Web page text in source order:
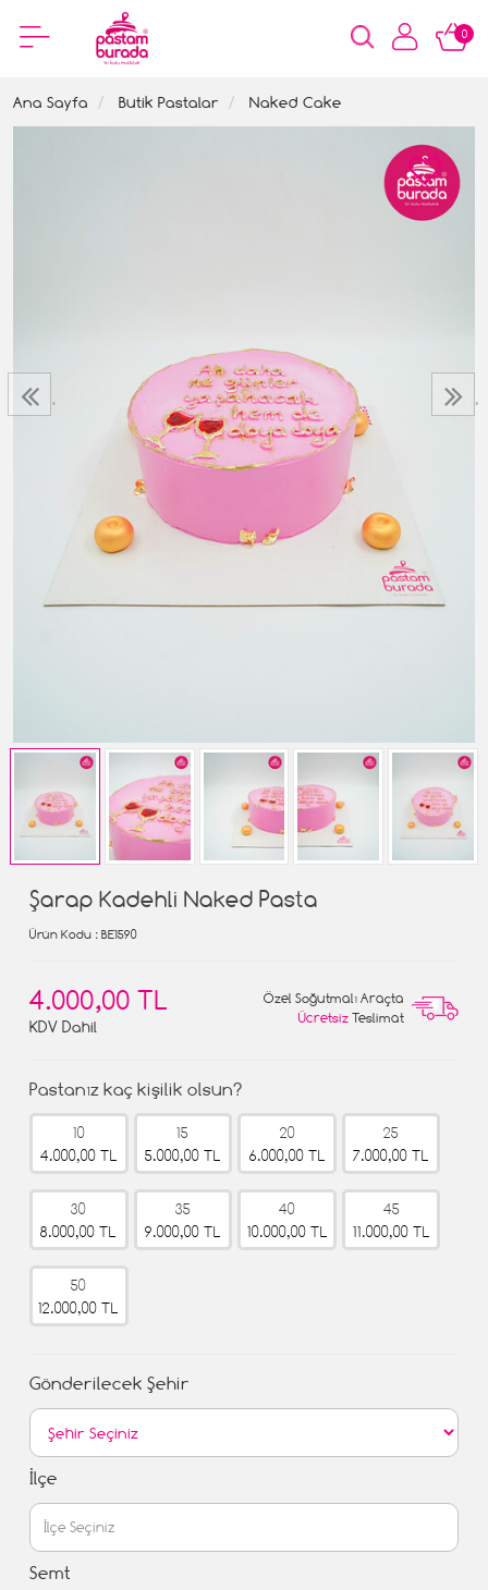
0
Ana Sayfa Butik Pastalar Naked Cake
‹ ›
Şarap Kadehli Naked Pasta
Ürün Kodu : BE1590
4.000,00 TL
KDV Dahil
Özel Soğutmalı Araçta
Ücretsiz Teslimat
Pastanız kaç kişilik olsun?
10
4.000,00 TL
15
5.000,00 TL
20
6.000,00 TL
25
7.000,00 TL
30
8.000,00 TL
35
9.000,00 TL
40
10.000,00 TL
45
11.000,00 TL
50
12.000,00 TL
Gönderilecek Şehir
İlçe
Semt